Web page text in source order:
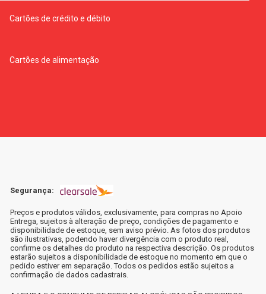
Cartões de crédito e débito
Cartões de alimentação
Segurança:
Preços e produtos válidos, exclusivamente, para compras no Apoio
Entrega, sujeitos à alteração de preço, condições de pagamento e
disponibilidade de estoque, sem aviso prévio. As fotos dos produtos
são ilustrativas, podendo haver divergência com o produto real,
confirme os detalhes do produto na respectiva descrição. Os produtos
estarão sujeitos a disponibilidade de estoque no momento em que o
pedido estiver em separação. Todos os pedidos estão sujeitos a
confirmação de dados cadastrais.